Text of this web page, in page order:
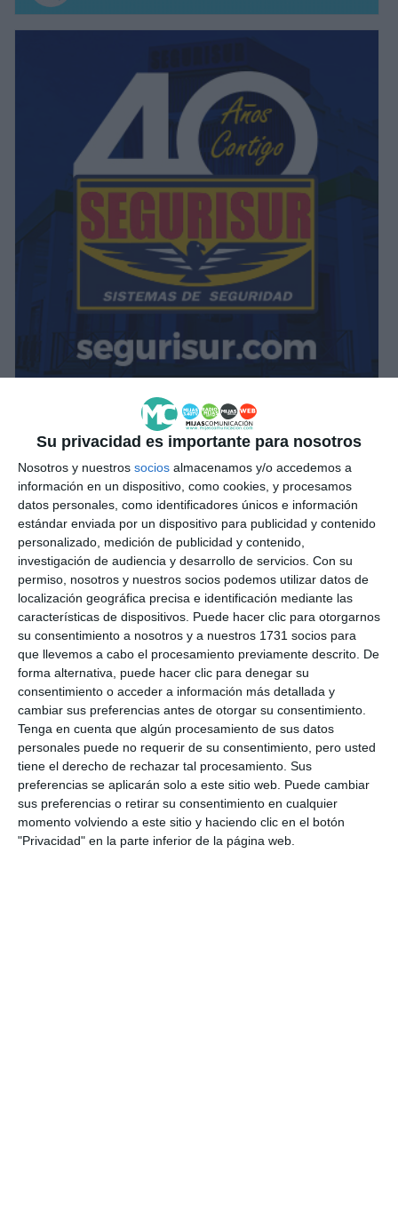
Su privacidad es importante para nosotros
Nosotros y nuestros socios almacenamos y/o accedemos a
información en un dispositivo, como cookies, y procesamos
datos personales, como identificadores únicos e información
estándar enviada por un dispositivo para publicidad y contenido
personalizado, medición de publicidad y contenido,
investigación de audiencia y desarrollo de servicios. Con su
permiso, nosotros y nuestros socios podemos utilizar datos de
localización geográfica precisa e identificación mediante las
características de dispositivos. Puede hacer clic para otorgarnos
su consentimiento a nosotros y a nuestros 1731 socios para
que llevemos a cabo el procesamiento previamente descrito. De
forma alternativa, puede hacer clic para denegar su
consentimiento o acceder a información más detallada y
cambiar sus preferencias antes de otorgar su consentimiento.
Tenga en cuenta que algún procesamiento de sus datos
personales puede no requerir de su consentimiento, pero usted
tiene el derecho de rechazar tal procesamiento. Sus
preferencias se aplicarán solo a este sitio web. Puede cambiar
sus preferencias o retirar su consentimiento en cualquier
momento volviendo a este sitio y haciendo clic en el botón
"Privacidad" en la parte inferior de la página web.